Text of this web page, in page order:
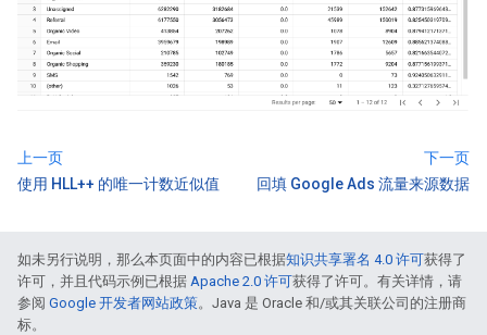
上一页
使用 HLL++ 的唯一计数近似值
下一页
回填 Google Ads 流量来源数据
如未另行说明，那么本页面中的内容已根据知识共享署名 4.0 许可获得了
许可，并且代码示例已根据 Apache 2.0 许可获得了许可。有关详情，请
参阅 Google 开发者网站政策。Java 是 Oracle 和/或其关联公司的注册商
标。